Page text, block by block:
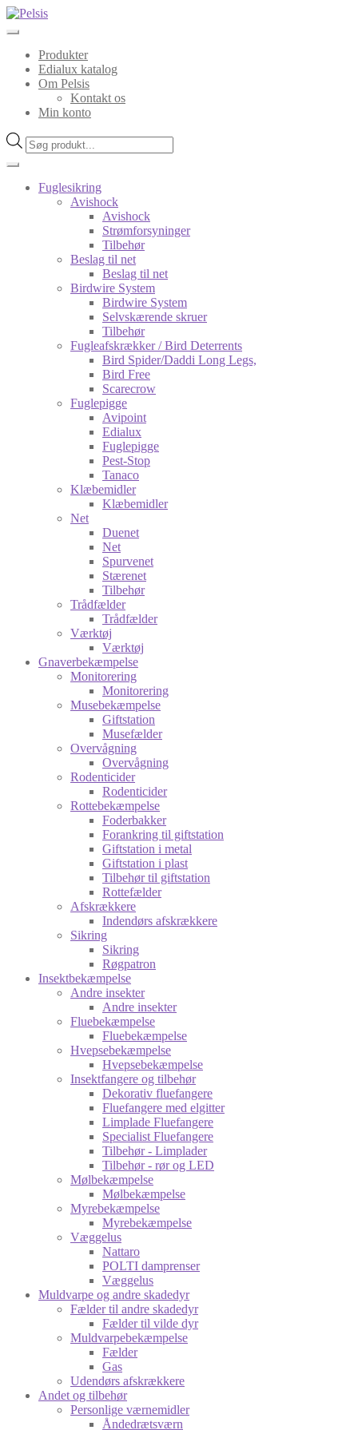
Spring
Spring
Produkter
Edialux katalog
Om Pelsis
Kontakt os
Min konto
Products
search
Fuglesikring
Avishock
Avishock
Strømforsyninger
Tilbehør
Beslag til net
Beslag til net
Birdwire System
Birdwire System
Selvskærende skruer
Tilbehør
Fugleafskrækker / Bird Deterrents
Bird Spider/Daddi Long Legs,
Bird Free
Scarecrow
Fuglepigge
Avipoint
Edialux
Fuglepigge
Pest-Stop
Tanaco
Klæbemidler
Klæbemidler
Net
Duenet
Net
Spurvenet
Stærenet
Tilbehør
Trådfælder
Trådfælder
Værktøj
Værktøj
Gnaverbekæmpelse
Monitorering
Monitorering
Musebekæmpelse
Giftstation
Musefælder
Overvågning
Overvågning
Rodenticider
Rodenticider
Rottebekæmpelse
Foderbakker
Forankring til giftstation
Giftstation i metal
Giftstation i plast
Tilbehør til giftstation
Rottefælder
Afskrækkere
Indendørs afskrækkere
Sikring
Sikring
Røgpatron
Insektbekæmpelse
Andre insekter
Andre insekter
Fluebekæmpelse
Fluebekæmpelse
Hvepsebekæmpelse
Hvepsebekæmpelse
Insektfangere og tilbehør
Dekorativ fluefangere
Fluefangere med elgitter
Limplade Fluefangere
Specialist Fluefangere
Tilbehør - Limplader
Tilbehør - rør og LED
Mølbekæmpelse
Mølbekæmpelse
Myrebekæmpelse
Myrebekæmpelse
Væggelus
Nattaro
POLTI damprenser
Væggelus
Muldvarpe og andre skadedyr
Fælder til andre skadedyr
Fælder til vilde dyr
Muldvarpebekæmpelse
Fælder
Gas
Udendørs afskrækkere
Andet og tilbehør
Personlige værnemidler
Åndedrætsværn